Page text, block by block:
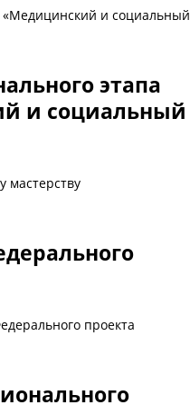
и социальный
этапа
и социальный
мастерству
проекта